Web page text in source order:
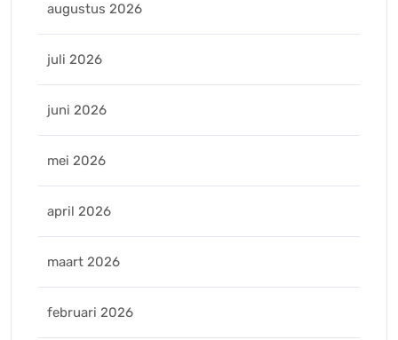
augustus 2026
juli 2026
juni 2026
mei 2026
april 2026
maart 2026
februari 2026